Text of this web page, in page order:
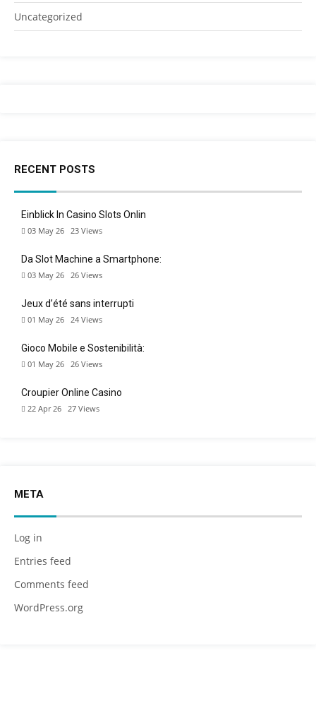
Uncategorized
RECENT POSTS
Einblick In Casino Slots Onlin
03 May 26 23 Views
Da Slot Machine a Smartphone:
03 May 26 26 Views
Jeux d’été sans interrupti
01 May 26 24 Views
Gioco Mobile e Sostenibilità:
01 May 26 26 Views
Croupier Online Casino
22 Apr 26 27 Views
META
Log in
Entries feed
Comments feed
WordPress.org